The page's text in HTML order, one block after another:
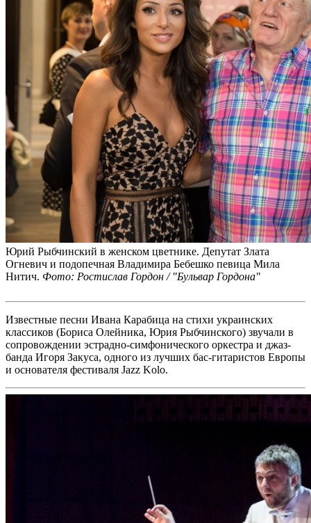
Юрий Рыбчинский в женском цветнике. Депутат Злата
Огневич и подопечная Владимира Бебешко певица Мила
Нитич. Фото: Ростислав Гордон / "Бульвар Гордона"
Известные песни Ивана Карабица на стихи украинских
классиков (Бориса Олейника, Юрия Рыбчинского) звучали в
сопровождении эстрадно-симфонического оркестра и джаз-
банда Игоря Закуса, одного из лучших бас-гитаристов Европы
и основателя фестиваля Jazz Kolo.